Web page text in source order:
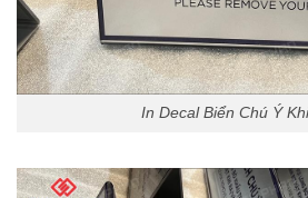
In Decal Biển Chú Ý